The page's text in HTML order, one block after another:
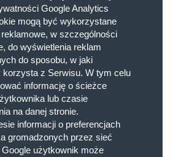
Google Analytics
mogą być wykorzystane
w szczególności
do wyświetlenia reklam
do sposobu, w jaki
korzysta z Serwisu. W tym celu
informację o ścieżce
lub czasie
na danej stronie.
informacji o preferencjach
gromadzonych przez sieć
użytkownik może